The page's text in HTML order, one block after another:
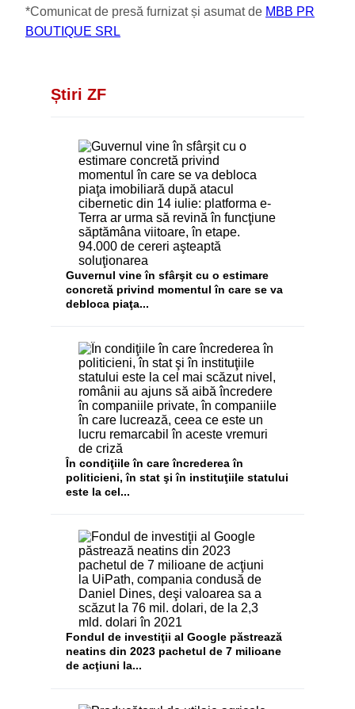
*Comunicat de presă furnizat și asumat de MBB PR
BOUTIQUE SRL
Știri ZF
Guvernul vine în sfârşit cu o estimare
concretă privind momentul în care se va
debloca piaţa...
În condiţiile în care încrederea în
politicieni, în stat şi în instituţiile statului
este la cel...
Fondul de investiţii al Google păstrează
neatins din 2023 pachetul de 7 milioane
de acţiuni la...